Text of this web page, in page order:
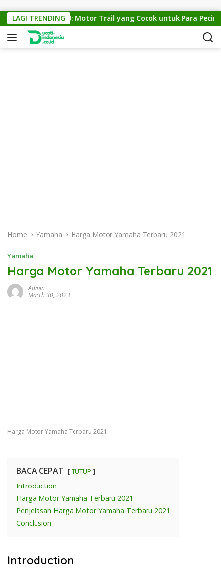
LAGI TRENDING
KTM Cross 150: Motor Trail yang Cocok untuk Para Pecinta
Home Yamaha Harga Motor Yamaha Terbaru 2021
Yamaha
Harga Motor Yamaha Terbaru 2021
Admin
March 30, 2023
Harga Motor Yamaha Terbaru 2021
BACA CEPAT TUTUP
Introduction
Harga Motor Yamaha Terbaru 2021
Penjelasan Harga Motor Yamaha Terbaru 2021
Conclusion
Introduction